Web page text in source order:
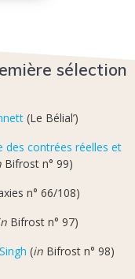
sélection
(Le Bélial’)
des contrées réelles et
Bifrost n° 99)
n° 66/108)
Bifrost n° 97)
(in Bifrost n° 98)